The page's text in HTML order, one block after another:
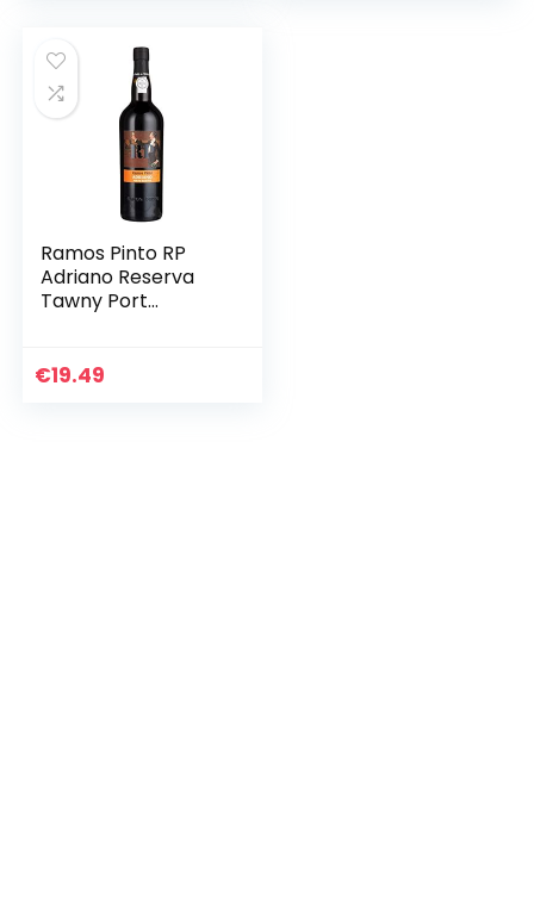
Ramos Pinto RP
Adriano Reserva
Tawny Port
€19.49